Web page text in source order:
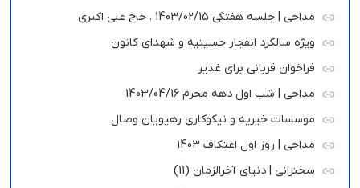
مداحی | جلسه هفتگی 1403/02/15 ، حاج علی اکبری
ویژه سالگرد انفجار حسینیه و شهدای کانون
فراخوان قربانی برای غدیر
مداحی | شب اول دهه محرم 1403/04/16
موسسات خیریه و نیکوکاری رهپویان وصال
مداحی | روز اول اعتکاف 1403
سخنرانی | دنیای آخرالزمان (11)